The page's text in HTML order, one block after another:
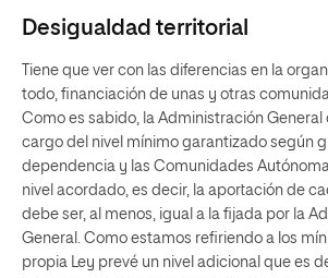
Desigualdad territorial
Tiene que ver con las diferencias en la
todo, financiación de unas y otras
Como es sabido, la Administración General
cargo del nivel mínimo garantizado según
dependencia y las Comunidades
nivel acordado, es decir, la aportación de
debe ser, al menos, igual a la fijada por la
General. Como estamos refiriendo a los
propia Ley prevé un nivel adicional que es